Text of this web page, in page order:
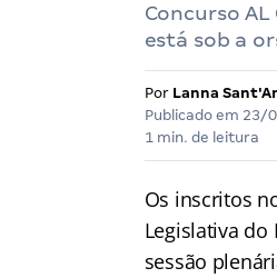
Concurso
está sob a
Por Lanna
Publicado em 23/
1 min. de leitura
Os inscritos
Legislativa do
sessão